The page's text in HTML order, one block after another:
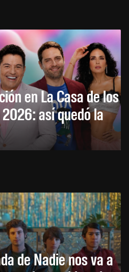
en La Casa de los
así quedó la
de Nadie nos va a